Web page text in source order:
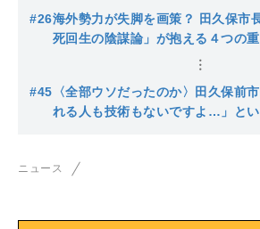
シナリオは持ち合わせていません
久保市長「SNSは全部見てます」
#26海外勢力が失脚を画策？ 田久保市
死回生の陰謀論」が抱える４つの
#45 〈全部ウソだったのか〉田久保前
れる人も技術もないですよ…」と
ニュース